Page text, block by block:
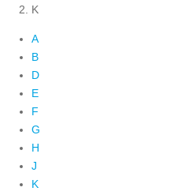
K
A
B
D
E
F
G
H
J
K